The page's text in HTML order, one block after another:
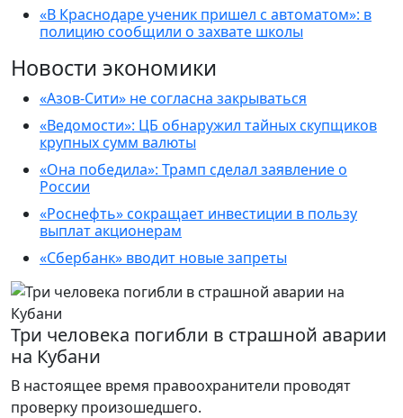
«В Краснодаре ученик пришел с автоматом»: в
полицию сообщили о захвате школы
Новости экономики
«Азов-Сити» не согласна закрываться
«Ведомости»: ЦБ обнаружил тайных скупщиков
крупных сумм валюты
«Она победила»: Трамп сделал заявление о
России
«Роснефть» сокращает инвестиции в пользу
выплат акционерам
«Сбербанк» вводит новые запреты
Три человека погибли в страшной аварии
на Кубани
В настоящее время правоохранители проводят
проверку произошедшего.